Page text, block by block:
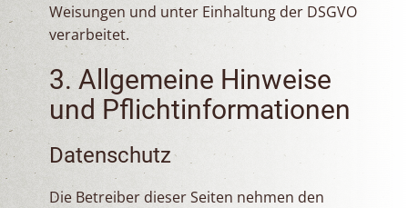
Weisungen und unter Einhaltung der DSGVO
verarbeitet.
3. Allgemeine Hinweise
und Pflicht­informationen
Datenschutz
Die Betreiber dieser Seiten nehmen den